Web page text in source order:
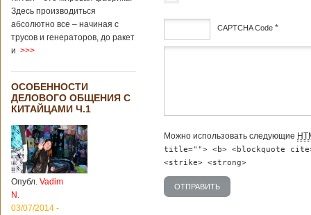
Здесь производиться
абсолютно все – начиная с
трусов и генераторов, до ракет
и >>>
ОСОБЕННОСТИ
ДЕЛОВОГО ОБЩЕНИЯ С
КИТАЙЦАМИ Ч.1
Опубл. Vadim
N.
03/07/2014 -
CAPTCHA Code *
Можно использовать следующие
title=""> <b> <blockquote
<strike> <strong>